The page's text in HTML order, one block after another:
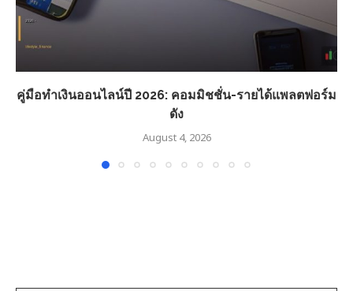
คู่มือทำเงินออนไลน์ปี 2026: คอมมิชชั่น-รายได้แพลตฟอร์ม
ดัง
August 4, 2026